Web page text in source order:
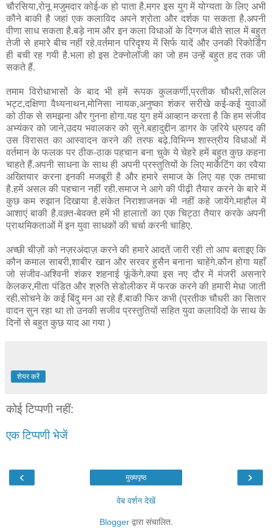
चौरसिया,रोनू मजुमदार कोई-क हो पाता है.मगर इस युग में योग्यता के लिए अभी
कौने बाकी है जहां एक कलाविद अपने श्रोता और दर्शक पा सकता है.अपनी
वीणा साध सकता है.बड़े नाम और इन कला विधाओं के दिग्गज बीते साल में बहुत
तेजी से हमारे बीच नहीं रहे.वर्तमान परिदृश्य में सिर्फ यादें और उनकी रिकोर्डिंग
ही बची रह गयी है.भला हो इस टेक्नोलॉजी का जो हम उन्हें बहुत हद तक जी
सकते हैं.
तमाम विरोधाभासों के बाद भी हमें रूपक कुलकर्णी,प्रतीक चौधरी,सलिल
भट्ट,दक्षिणा वैध्यनाथन,मोनिसा नायक,अनुष्का शंकर सरीखे कई-कई युवाओं
को ठीक से समझना और गुनना होगा.यह युग हमें आव्हान करता है कि हम संजीव
अभ्यंकर को जाने,उदय भवालकर को सुने.बहादुद्दीन डागर के ज़रिये ध्रुपद की
उस विरासत का आस्वादन करने की तरफ बढ़े.विभिन्न शास्त्रीय विधाओं में
वर्तमान के फलक पर ठीक-ठाक पहचान बना चुके ये चेहरे हमें बहुत कुछ कहना
चाहते हैं.अपनी साधना के साथ ही अपनी प्रस्तुतियों के लिए मार्केटिंग का रवैया
अख्तियार करना इनकी मजबूरी है और हमारे समाज के लिए यह एक तमाचा
है.हमें असल की पहचान नहीं रही.समाज ने आगे की पीढ़ी तैयार करने के बारे में
कुछ कम रुझान दिखाया है.संकेत निराशाजनक भी नहीं कहे जायेंगे.माहौल में
आशाएं बाकी है.वक़्त-बेवक्त हमें भी हालातों का एक चिट्ठा तैयार करके अपनी
प्राथमिकताओं में इन युवा साधकों की चर्चा करनी चाहिए.
अच्छी चीज़ों को नज़रअंदाज़ करने की हमारे आदतें जारी रही तो आप बताइए कि
कौन कमाल साबरी,शाबीर खान और सरवर हुसैन बनाना चाहेंगे.कौन होगा यहाँ
जो संजीव-अश्विनी शंकर शहनाई फूंकेंगे.क्या इस नए दौर में मंजरी असनारे
केलकर,मीता पंडित और श्रुति सेडोलीकर में फरक करने की हमारी मेधा जाती
रही.सोचने के कई बिंदु मन आ रहे हैं.बाकी फिर कभी (प्रतीक चौधरी का सितार
वादन सुन रहा था तो उनकी सजीव प्रस्तुतियों सहित युवा कलाविदों के साथ के
दिनों से बहुत कुछ याद आ गया )
शेयर करें
कोई टिप्पणी नहीं:
एक टिप्पणी भेजें
‹ ›
मुख्यपृष्ठ
वेब वर्शन देखें
Bloggerद्वारा संचालित.